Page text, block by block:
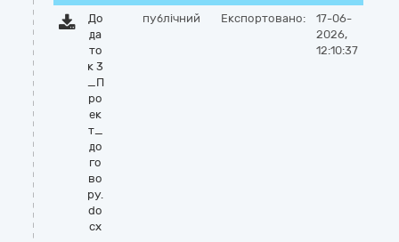
До
да
то
к 3
_П
ро
ек
т_
до
го
во
ру.
do
cx
публічний Експортовано:
17-06-
2026,
12:10:37